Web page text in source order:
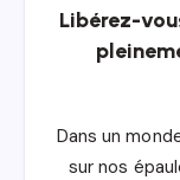
Libérez-
Dans un
sur nos